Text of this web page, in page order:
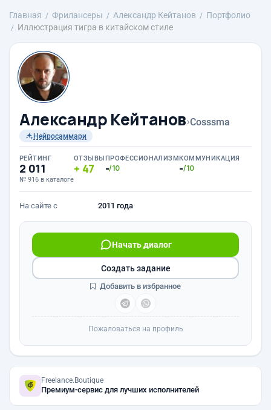
Главная Фрилансеры Александр Кейтанов
Портфолио
Иллюстрация тигра в китайском стиле
Александр Кейтанов›Cosssma
Нейросаммари
РЕЙТИНГ
2 011
№ 916 в каталоге
ОТЗЫВЫ
47
ПРОФЕССИОНАЛИЗМ
-/10
КОММУНИКАЦИЯ
-/10
На сайте с 2011 года
Начать диалог
Создать задание
Добавить в избранное
Пожаловаться на профиль
Freelance.Boutique
Премиум-сервис для лучших исполнителей